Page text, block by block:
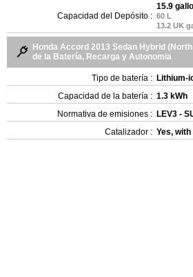
Capacidad del Depósito :
15.9
60 L
13.2 UK
Honda Accord 2013 Sedan Hybrid
de la Batería, Recarga y Autonomia
Tipo de batería : Lithium-
Capacidad de la batería : 1.3 kWh
Normativa de emisiones : LEV3 -
Catalizador : Yes,